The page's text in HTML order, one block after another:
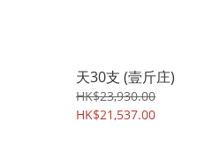
天30支 (壹斤庄)
HK$23,930.00
HK$21,537.00